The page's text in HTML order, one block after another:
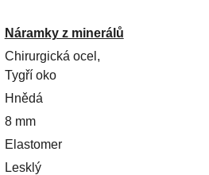
Náramky z minerálů
Chirurgická ocel,
Tygří oko
Hnědá
8 mm
Elastomer
Lesklý